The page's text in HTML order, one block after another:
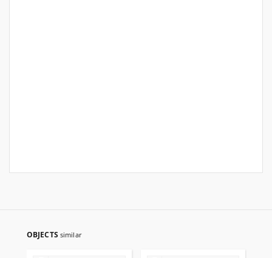
OBJECTS similar